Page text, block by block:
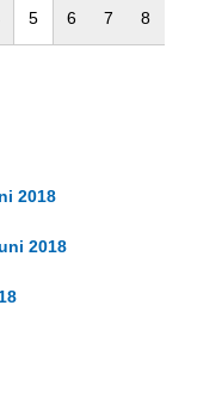
5 (aktuell)
6 7 8
2018
2018